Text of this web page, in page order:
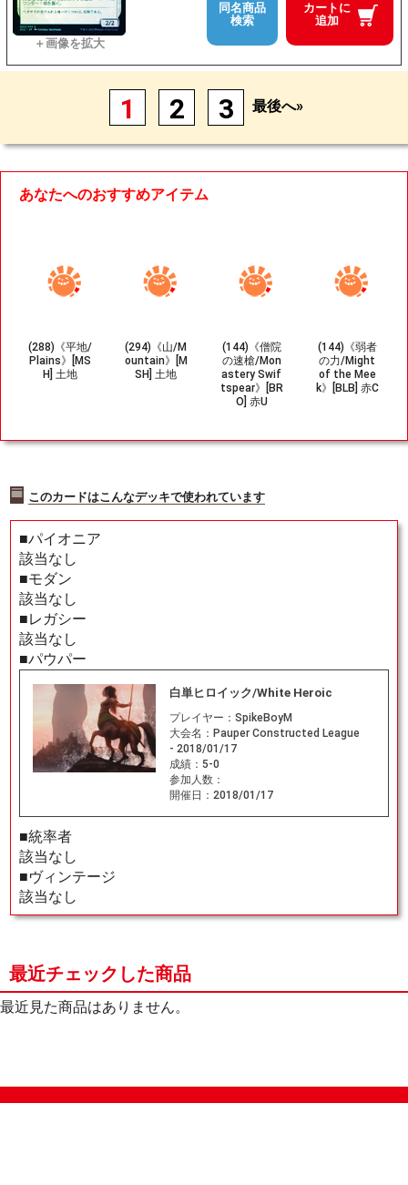
カートに
追加
同名商品
検索
1 2 3 最後へ»
あなたへのおすすめアイテム
(288)《平地/
Plains》[MS
H] 土地
(294)《山/M
ountain》[M
SH] 土地
(144)《僧院
の速槍/Mon
astery Swif
tspear》[BR
O] 赤U
(144)《弱者
の力/Might
of the Mee
k》[BLB] 赤C
このカードはこんなデッキで使われています
■パイオニア
該当なし
■モダン
該当なし
■レガシー
該当なし
■パウパー
白単ヒロイック/White Heroic
プレイヤー： SpikeBoyM
大会名： Pauper Constructed League
- 2018/01/17
成績： 5-0
参加人数：
開催日： 2018/01/17
■統率者
該当なし
■ヴィンテージ
該当なし
最近チェックした商品
最近見た商品はありません。